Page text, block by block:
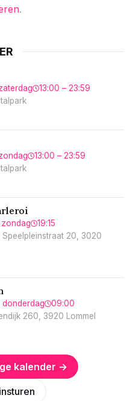
.
13:00 – 23:59
13:00 – 23:59
19:15
20, 3020
09:00
260, 3920 Lommel
kalender →